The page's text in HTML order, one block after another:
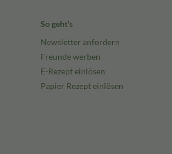
So geht's
Newsletter anfordern
Freunde werben
E-Rezept einlösen
Papier Rezept einlösen